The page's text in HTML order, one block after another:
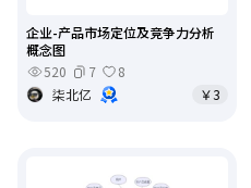
企业-产品市场定位及竞争力分析
概念图
520
7
8
柒北亿
￥3